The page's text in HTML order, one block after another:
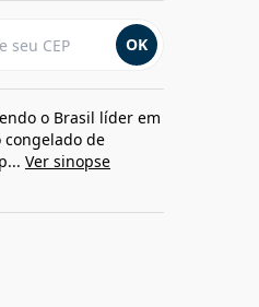
OK
o Brasil líder em
congelado de
Ver sinopse